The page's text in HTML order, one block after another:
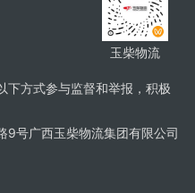
玉柴物流
下方式参与监督和举报，积极
9号广西玉柴物流集团有限公司